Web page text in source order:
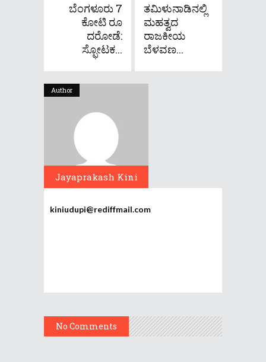
ಬೆಂಗಳೂರು 7
ಕೋಟಿ ರೂ
ದರೋಡೆ​:
ಸ್ಫೋಟಕ...
ತಮಿಳುನಾಡಿನಲ್ಲಿ
ಮಹತ್ವದ
ರಾಜಕೀಯ
ಬೆಳವಣ...
Author
Jayaprakash Kini
kiniudupi@rediffmail.com
No Comments